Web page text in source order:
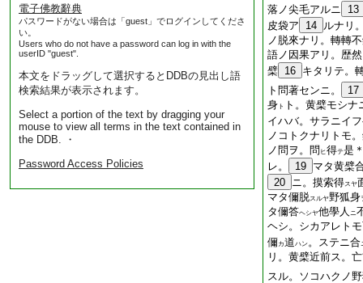
電子佛教辭典
パスワードがない場合は「guest」でログインしてくださ
い。
Users who do not have a password can log in with the
userID "guest".
本文をドラッグして選択するとDDBの見出し語
検索結果が表示されます。
Select a portion of the text by dragging your
mouse to view all terms in the text contained in
the DDB. ・
Password Access Policies
落ノ尖毛アルニ
13
皮袋ア
14 ルナリ
ノ脱來ナリ。轉轉
語ノ因果アリ。歴
檗 16 キタリテ。
ト問著センニ。
17
身 ト
ト。黄檗モシ
イハバ。サラニイ
ノコトクナリトモ
ノ問ヲ。問 ヒ得テ是
レ。
19 マタ黄檗
20 ニ。摸索得スヤ
マタ儞脱スルヤ野狐身
タ儞答ヘシヤ他學人 ニ
ヘシ。シカアレト
儞カ道ハン。ステニ合
リ。黄檗近前ス。
スル。ソコハクノ